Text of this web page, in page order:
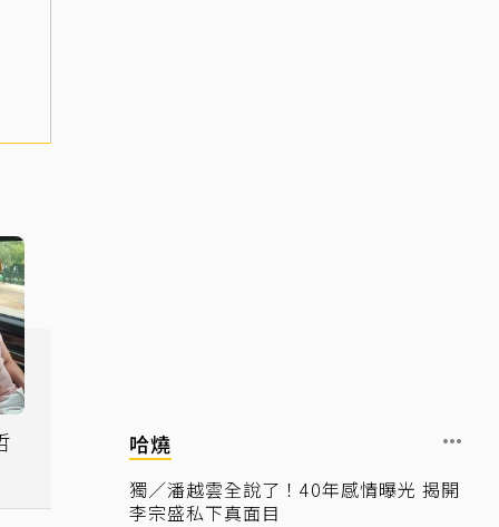
哈燒
獨／潘越雲全說了！40年感情曝光 揭開
李宗盛私下真面目